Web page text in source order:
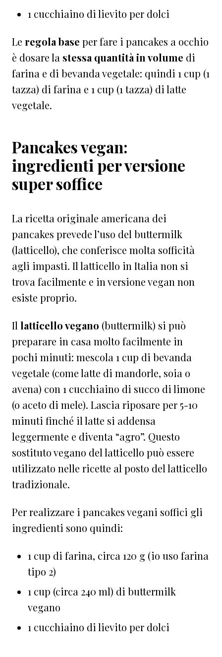
1 cucchiaino di lievito per dolci
Le regola base per fare i pancakes a occhio
è dosare la stessa quantità in volume di
farina e di bevanda vegetale: quindi 1 cup (1
tazza) di farina e 1 cup (1 tazza) di latte
vegetale.
Pancakes vegan:
ingredienti per versione
super soffice
La ricetta originale americana dei
pancakes prevede l’uso del buttermilk
(latticello), che conferisce molta sofficità
agli impasti. Il latticello in Italia non si
trova facilmente e in versione vegan non
esiste proprio.
Il latticello vegano (buttermilk) si può
preparare in casa molto facilmente in
pochi minuti: mescola 1 cup di bevanda
vegetale (come latte di mandorle, soia o
avena) con 1 cucchiaino di succo di limone
(o aceto di mele). Lascia riposare per 5-10
minuti finché il latte si addensa
leggermente e diventa “agro”. Questo
sostituto vegano del latticello può essere
utilizzato nelle ricette al posto del latticello
tradizionale.
Per realizzare i pancakes vegani soffici gli
ingredienti sono quindi:
1 cup di farina, circa 120 g (io uso farina
tipo 2)
1 cup (circa 240 ml) di buttermilk
vegano
1 cucchiaino di lievito per dolci